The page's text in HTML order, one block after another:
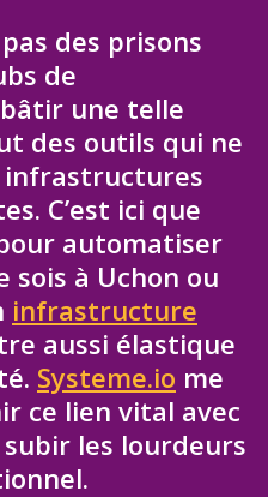
des prisons
de
une telle
des outils qui ne
infrastructures
C’est ici que
automatiser
sois à Uchon ou
infrastructure
aussi élastique
Systeme.io me
ce lien vital avec
les lourdeurs